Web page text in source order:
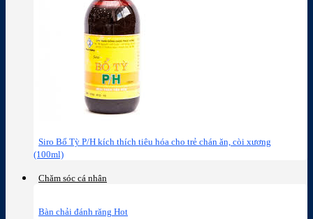
Siro Bổ Tỳ P/H kích thích tiêu hóa cho trẻ chán ăn, còi xương
(100ml)
Chăm sóc cá nhân
Bàn chải đánh răng